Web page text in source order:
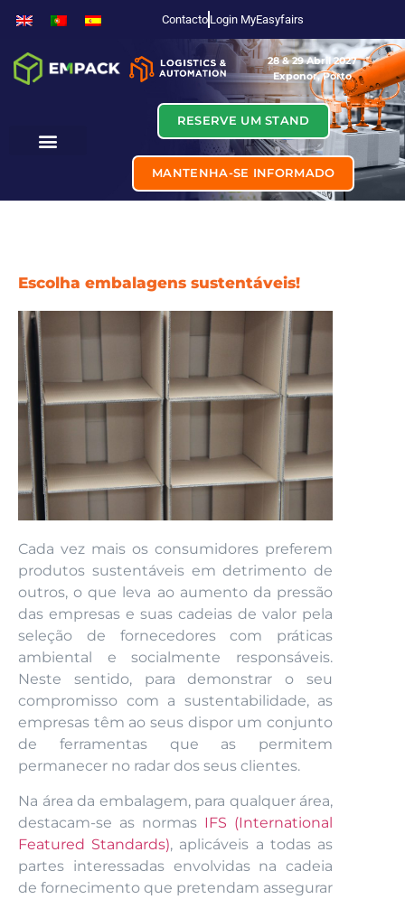
Contacto Login MyEasyfairs
28 & 29 Abril 2027
Exponor, Porto
RESERVE UM STAND
MANTENHA-SE INFORMADO
Escolha embalagens sustentáveis!
Cada vez mais os consumidores preferem
produtos sustentáveis em detrimento de
outros, o que leva ao aumento da pressão
das empresas e suas cadeias de valor pela
seleção de fornecedores com práticas
ambiental e socialmente responsáveis.
Neste sentido, para demonstrar o seu
compromisso com a sustentabilidade, as
empresas têm ao seus dispor um conjunto
de ferramentas que as permitem
permanecer no radar dos seus clientes.
Na área da embalagem, para qualquer área,
destacam-se as normas IFS (International
Featured Standards), aplicáveis a todas as
partes interessadas envolvidas na cadeia
de fornecimento que pretendam assegurar